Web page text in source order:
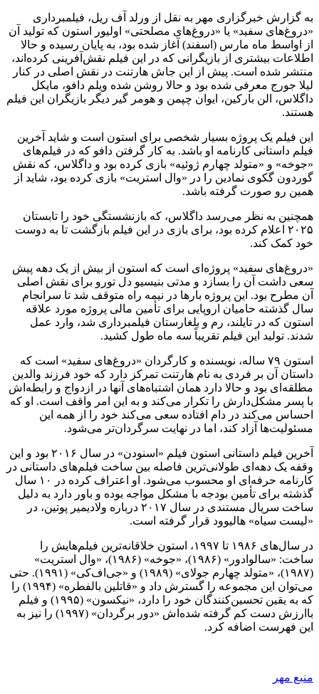
به گزارش خبرگزاری مهر به نقل از ورلد آف ریل، فیلمبرداری
«دروغ‌های سفید» یا «دروغ‌های مصلحتی» اولیور استون که تولید آن
از اواسط ماه مارس (اسفند) آغاز شده بود، به پایان رسیده و حالا
اطلاعات بیشتری از بازیگرانی که در این فیلم نقش‌آفرینی کرده‌اند،
منتشر شده است. پیش از این جاش هارتنت در نقش اصلی در کنار
لیلا جورج معرفی شده بود و حالا روشن شده ویلم دافو، مایکل
داگلاس، الن بارکین، ایوان چپمن و هومر گیر دیگر بازیگران این فیلم
هستند.
این فیلم یک پروژه بسیار شخصی برای استون است و شاید آخرین
فیلم داستانی کارنامه او باشد. به کار گرفتن دافو که در فیلم‌های
«جوخه» و «متولد چهارم ژوئیه» بازی کرده بود و داگلاس، که نقش
گوردون گکوی نمادین را در «وال استریت» بازی کرده بود، شاید از
همین رو صورت گرفته باشد.
همچنین به نظر می‌رسد داگلاس، که بازنشستگی خود را تابستان
۲۰۲۵ اعلام کرده بود، برای بازی در این فیلم بازگشت تا به دوست
خود کمک کند.
«دروغ‌های سفید» پروژه‌ای است که استون از بیش از یک دهه پیش
سعی داشت آن را بسازد و مدتی بنیسیو دل تورو برای نقش اصلی
آن مطرح بود. این پروژه بارها در نیمه راه متوقف شد تا سرانجام
سال گذشته حامیان اروپایی برای تأمین مالی پروژه مورد علاقه
استون که در تایلند، رم و بلغارستان فیلمبرداری شد، وارد عمل
شدند. تولید این فیلم تقریباً سه ماه طول کشید.
استون ۷۹ ساله، نویسنده و کارگردان «دروغ‌های سفید» است که
داستان آن بر فردی به نام هارتنت تمرکز دارد که خود فرزند والدین
مطلقه‌ای بود و حالا دارد همان اشتباه‌های آنها در ازدواج و رابطه‌اش
با پسر مشکل‌دارش را تکرار می‌کند و به این امر واقف است. او که
احساس می‌کند در دام افتاده سعی می‌کند خود را از همه این
مسئولیت‌ها آزاد ‌کند، اما در نهایت سرگردان‌تر می‌شود.
آخرین فیلم داستانی استون فیلم «اسنودن» در سال ۲۰۱۶ بود و این
وقفه یک دهه‌ای طولانی‌ترین فاصله بین ساخت فیلم‌های داستانی در
کارنامه حرفه‌ای او محسوب می‌شود. او اعتراف کرده در ۱۰ سال
گذشته برای تأمین بودجه با مشکل مواجه بوده و باور دارد به دلیل
ساخت سریال مستندی در سال ۲۰۱۷ درباره ولادیمیر پوتین، در
«لیست سیاه» هالیوود قرار گرفته است.
در سال‌های ۱۹۸۶ تا ۱۹۹۷، استون خلاقانه‌ترین فیلم‌هایش را
ساخت: «سالوادور» (۱۹۸۶)، «جوخه» (۱۹۸۶)، «وال استریت»
(۱۹۸۷)، «متولد چهارم جولای» (۱۹۸۹) و «جی‌اف‌کی» (۱۹۹۱). حتی
می‌توان این مجموعه را گسترش داد و «قاتلین بالفطره» (۱۹۹۴) را
که به یقین تحسین‌کنندگان خود را دارد، «نیکسون» (۱۹۹۵) و فیلم
باارزش دست کم گرفته شده‌اش «دور برگردان» (۱۹۹۷) را نیز به
این فهرست اضافه کرد.
منبع مهر